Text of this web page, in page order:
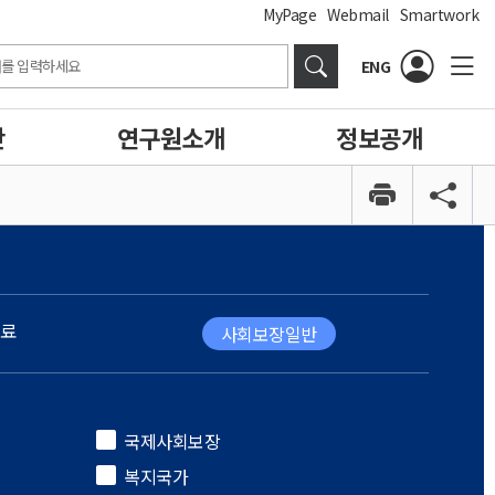
MyPage Webmail Smartwork
ENG
연구원소개 정보공개
사회보장일반
국제사회보장
복지국가